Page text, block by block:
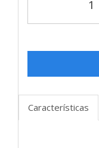
Características